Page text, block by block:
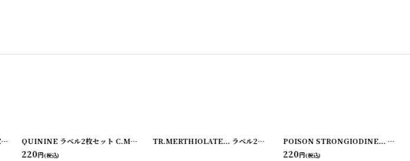
TINCT.IRON ラベル2枚セット ZUMSTEG BROS [220114-10] QUININE ラベル2枚セット C.M. VAN FLEET PHARMACIST THE REXALL STORE [220114-22]
220円(税込)
TR.MERTHIOLATE... ラベル2枚セット ZUMSTEG BROS [220114-18]
POISON STRONGIODINE... ラベル2枚セット CARL A.SCHMIDT
220円(税込)